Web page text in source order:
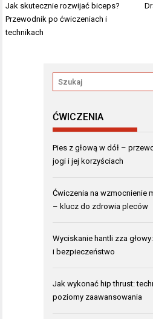
Nawigacja
wpisu
Jak skutecznie rozwijać biceps?
Przewodnik po ćwiczeniach i
technikach
ĆWICZENIA
Pies z głową w dół –
jogi i jej korzyściach
Ćwiczenia na wzmocnienie
– klucz do zdrowia pleców
Wyciskanie hantli zza
i bezpieczeństwo
Jak wykonać hip thrust:
poziomy zaawansowania